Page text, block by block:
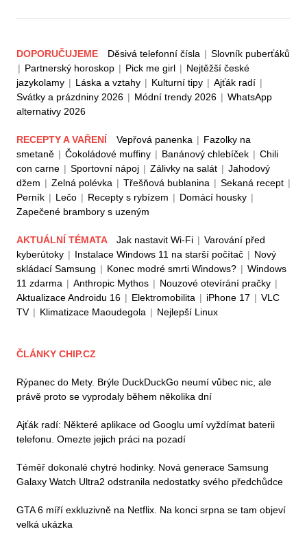
DOPORUČUJEME Děsivá telefonní čísla | Slovník puberťáků
| Partnerský horoskop | Pick me girl | Nejtěžší české
jazykolamy | Láska a vztahy | Kulturní tipy | Ajťák radí |
Svátky a prázdniny 2026 | Módní trendy 2026 | WhatsApp
alternativy 2026
RECEPTY A VAŘENÍ Vepřová panenka | Fazolky na
smetaně | Čokoládové muffiny | Banánový chlebíček | Chili
con carne | Sportovní nápoj | Zálivky na salát | Jahodový
džem | Zelná polévka | Třešňová bublanina | Sekaná recept |
Perník | Lečo | Recepty s rybízem | Domácí housky |
Zapečené brambory s uzeným
AKTUÁLNÍ TÉMATA Jak nastavit Wi-Fi | Varování před
kyberútoky | Instalace Windows 11 na starší počítač | Nový
skládací Samsung | Konec modré smrti Windows? | Windows
11 zdarma | Anthropic Mythos | Nouzové otevírání pračky |
Aktualizace Androidu 16 | Elektromobilita | iPhone 17 | VLC
TV | Klimatizace Maoudegola | Nejlepší Linux
ČLÁNKY CHIP.CZ
Rýpanec do Mety. Brýle DuckDuckGo neumí vůbec nic, ale
právě proto se vyprodaly během několika dní
Ajťák radí: Některé aplikace od Googlu umí vyždímat baterii
telefonu. Omezte jejich práci na pozadí
Téměř dokonalé chytré hodinky. Nová generace Samsung
Galaxy Watch Ultra2 odstranila nedostatky svého předchůdce
GTA 6 míří exkluzivně na Netflix. Na konci srpna se tam objeví
velká ukázka